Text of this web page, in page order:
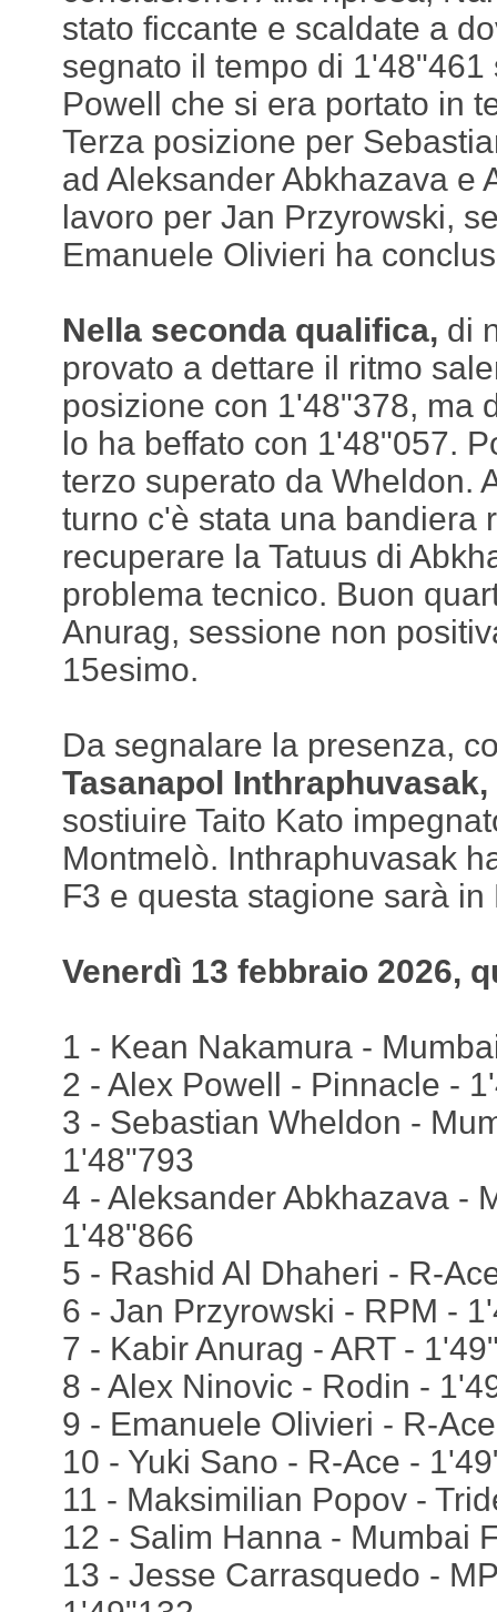
stato ficcante e scaldate a
segnato il tempo di 1'48"461
Powell che si era portato in
Terza posizione per
ad Aleksander Abkhazava e
lavoro per Jan Przyrowski,
Emanuele Olivieri ha
Nella seconda qualifica, di
provato a dettare il ritmo
posizione con 1'48"378, ma
lo ha beffato con 1'48"057.
terzo superato da Wheldon.
turno c'è stata una bandiera
recuperare la Tatuus di
problema tecnico. Buon
Anurag, sessione non
15esimo.
Da segnalare la presenza,
Tasanapol Inthraphuvasak,
sostiuire Taito Kato
Montmelò. Inthraphuvasak
F3 e questa stagione sarà in
Venerdì 13 febbraio 2026,
1 - Kean Nakamura -
2 - Alex Powell - Pinnacle -
3 - Sebastian Wheldon -
1'48"793
4 - Aleksander Abkhazava -
1'48"866
5 - Rashid Al Dhaheri - R-
6 - Jan Przyrowski - RPM -
7 - Kabir Anurag - ART -
8 - Alex Ninovic - Rodin -
9 - Emanuele Olivieri - R-
10 - Yuki Sano - R-Ace -
11 - Maksimilian Popov -
12 - Salim Hanna - Mumbai
13 - Jesse Carrasquedo -